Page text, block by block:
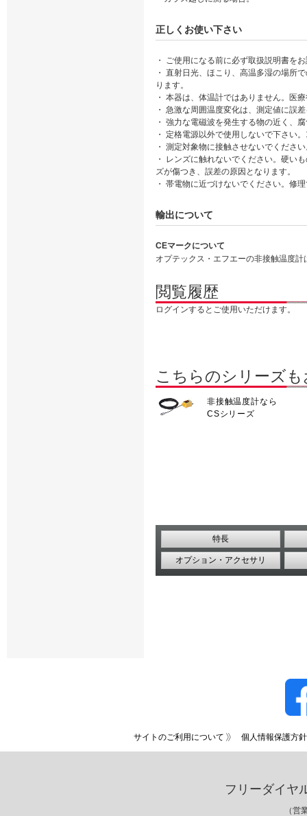
正しくお使い下さい
・ ご使用になる前に必ず取扱説明書を
・ 直射日光、ほこり、高温多湿の場所
ります。
・ 本器は、体温計ではありません。医
・ 急激な周囲温度変化は、測定値に誤
・ 強力な電磁波を発生する物の近く、
・ 定格電源以外で使用しないで下さい
・ 測定対象物に接触させないでくださ
・ レンズに触れないでください。硬い
ズが傷つき、誤差の原因となります。
・ 帯電物に近づけないでください。修
輸出について
CEマークについて
オプテックス・エフエーの非接触温度
閲覧履歴
ログインするとご使用いただけます。
こちらのシリーズ
非接触温度計なら
CSシリーズ
特長
オプション・アクセサリ
サイトのご利用について 個人情報保護方針
フリーダイヤ
（営